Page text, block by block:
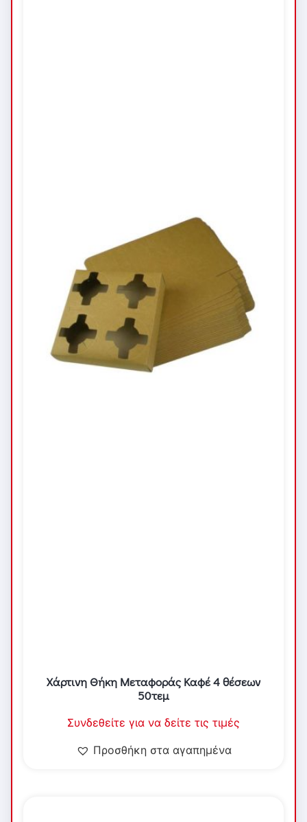
Χάρτινη Θήκη Μεταφοράς Καφέ 4 θέσεων
50τεμ
Συνδεθείτε για να δείτε τις τιμές
Προσθήκη στα αγαπημένα